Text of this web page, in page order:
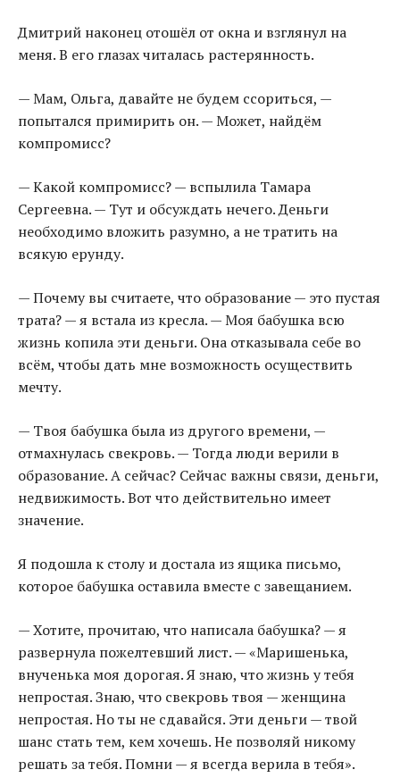
Дмитрий наконец отошёл от окна и взглянул на
меня. В его глазах читалась растерянность.
— Мам, Ольга, давайте не будем ссориться, —
попытался примирить он. — Может, найдём
компромисс?
— Какой компромисс? — вспылила Тамара
Сергеевна. — Тут и обсуждать нечего. Деньги
необходимо вложить разумно, а не тратить на
всякую ерунду.
— Почему вы считаете, что образование — это пустая
трата? — я встала из кресла. — Моя бабушка всю
жизнь копила эти деньги. Она отказывала себе во
всём, чтобы дать мне возможность осуществить
мечту.
— Твоя бабушка была из другого времени, —
отмахнулась свекровь. — Тогда люди верили в
образование. А сейчас? Сейчас важны связи, деньги,
недвижимость. Вот что действительно имеет
значение.
Я подошла к столу и достала из ящика письмо,
которое бабушка оставила вместе с завещанием.
— Хотите, прочитаю, что написала бабушка? — я
развернула пожелтевший лист. — «Маришенька,
внученька моя дорогая. Я знаю, что жизнь у тебя
непростая. Знаю, что свекровь твоя — женщина
непростая. Но ты не сдавайся. Эти деньги — твой
шанс стать тем, кем хочешь. Не позволяй никому
решать за тебя. Помни — я всегда верила в тебя».